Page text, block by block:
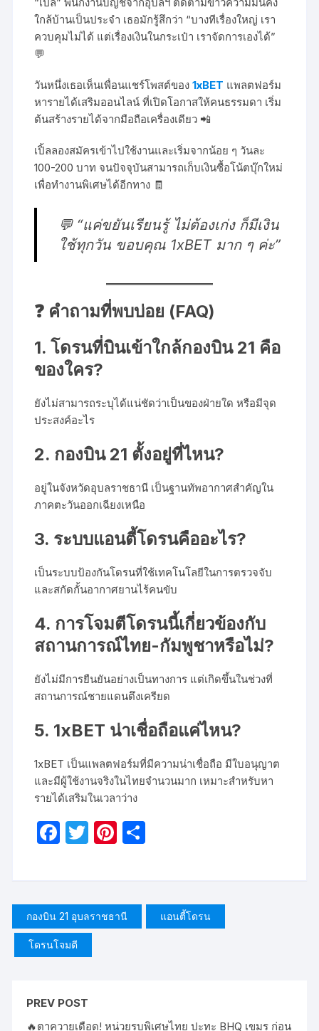
ใกล้บ้านเป็นประจำ เธอมักรู้สึกว่า “บางทีเรื่องใหญ่ เรา
ควบคุมไม่ได้ แต่เรื่องเงินในกระเป๋า เราจัดการเองได้”
💬
วันหนึ่งเธอเห็นเพื่อนแชร์โพสต์ของ 1xBET แพลตฟอร์ม
หารายได้เสริมออนไลน์ ที่เปิดโอกาสให้คนธรรมดา เริ่ม
ต้นสร้างรายได้จากมือถือเครื่องเดียว 📲
เปิ้ลลองสมัครเข้าไปใช้งานและเริ่มจากน้อย ๆ วันละ
100-200 บาท จนปัจจุบันสามารถเก็บเงินซื้อโน้ตบุ๊กใหม่
เพื่อทำงานพิเศษได้อีกทาง 🧾
💬 “แค่ขยันเรียนรู้ ไม่ต้องเก่ง ก็มีเงิน
ใช้ทุกวัน ขอบคุณ 1xBET มาก ๆ ค่ะ”
❓ คำถามที่พบบ่อย (FAQ)
1. โดรนที่บินเข้าใกล้กองบิน 21 คือ
ของใคร?
ยังไม่สามารถระบุได้แน่ชัดว่าเป็นของฝ่ายใด หรือมีจุด
ประสงค์อะไร
2. กองบิน 21 ตั้งอยู่ที่ไหน?
อยู่ในจังหวัดอุบลราชธานี เป็นฐานทัพอากาศสำคัญใน
ภาคตะวันออกเฉียงเหนือ
3. ระบบแอนตี้โดรนคืออะไร?
เป็นระบบป้องกันโดรนที่ใช้เทคโนโลยีในการตรวจจับ
และสกัดกั้นอากาศยานไร้คนขับ
4. การโจมตีโดรนนี้เกี่ยวข้องกับ
สถานการณ์ไทย-กัมพูชาหรือไม่?
ยังไม่มีการยืนยันอย่างเป็นทางการ แต่เกิดขึ้นในช่วงที่
สถานการณ์ชายแดนตึงเครียด
5. 1xBET น่าเชื่อถือแค่ไหน?
1xBET เป็นแพลตฟอร์มที่มีความน่าเชื่อถือ มีใบอนุญาต
และมีผู้ใช้งานจริงในไทยจำนวนมาก เหมาะสำหรับหา
รายได้เสริมในเวลาว่าง
F
e
b
o
k
T
er
Pi
e
st
e
กองบิน 21 อุบลราชธานี แอนตี้โดรน
โดรนโจมตี
PREV POST
🔥ตาควายเดือด! หน่วยรบพิเศษไทย ปะทะ BHQ เขมร ก่อน